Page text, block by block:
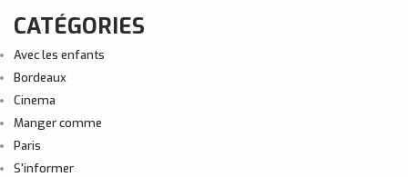
CATÉGORIES
Avec les enfants
Bordeaux
Cinema
Manger comme
Paris
S'informer